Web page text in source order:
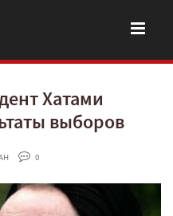
Хатами
выборов
0